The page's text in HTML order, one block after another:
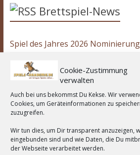
Cookie-Zustimmung
verwalten
Auch bei uns bekommst Du Kekse. Wir
Cookies, um Geräteinformationen zu
zuzugreifen.
Wir tun dies, um Dir transparent anzuzeigen,
eingebunden sind und wie Daten, die Du
der Webseite verarbeitet werden.
Brettspiel-News
Spiel des Jahres 2026
Spiel des Jahres 2025 - Bomb
43. Spieleautor*innen-Treffen in
Wir unterstützen: